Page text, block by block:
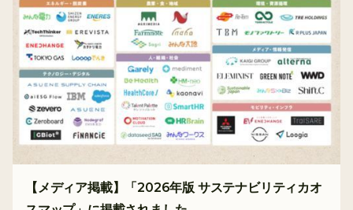
【メディア掲載】「2026年版 サステナビリティカオ